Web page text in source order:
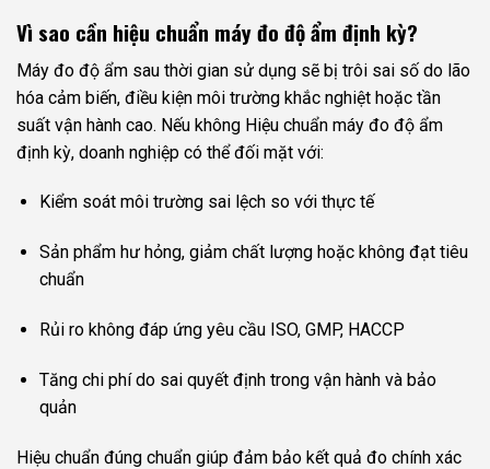
Vì sao cần hiệu chuẩn máy đo độ ẩm định kỳ?
Máy đo độ ẩm sau thời gian sử dụng sẽ bị trôi sai số do lão
hóa cảm biến, điều kiện môi trường khắc nghiệt hoặc tần
suất vận hành cao. Nếu không Hiệu chuẩn máy đo độ ẩm
định kỳ, doanh nghiệp có thể đối mặt với:
Kiểm soát môi trường sai lệch so với thực tế
Sản phẩm hư hỏng, giảm chất lượng hoặc không đạt tiêu
chuẩn
Rủi ro không đáp ứng yêu cầu ISO, GMP, HACCP
Tăng chi phí do sai quyết định trong vận hành và bảo
quản
Hiệu chuẩn đúng chuẩn giúp đảm bảo kết quả đo chính xác